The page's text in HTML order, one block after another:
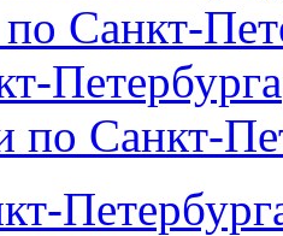
Санкт-
Петербурга
по Санкт-